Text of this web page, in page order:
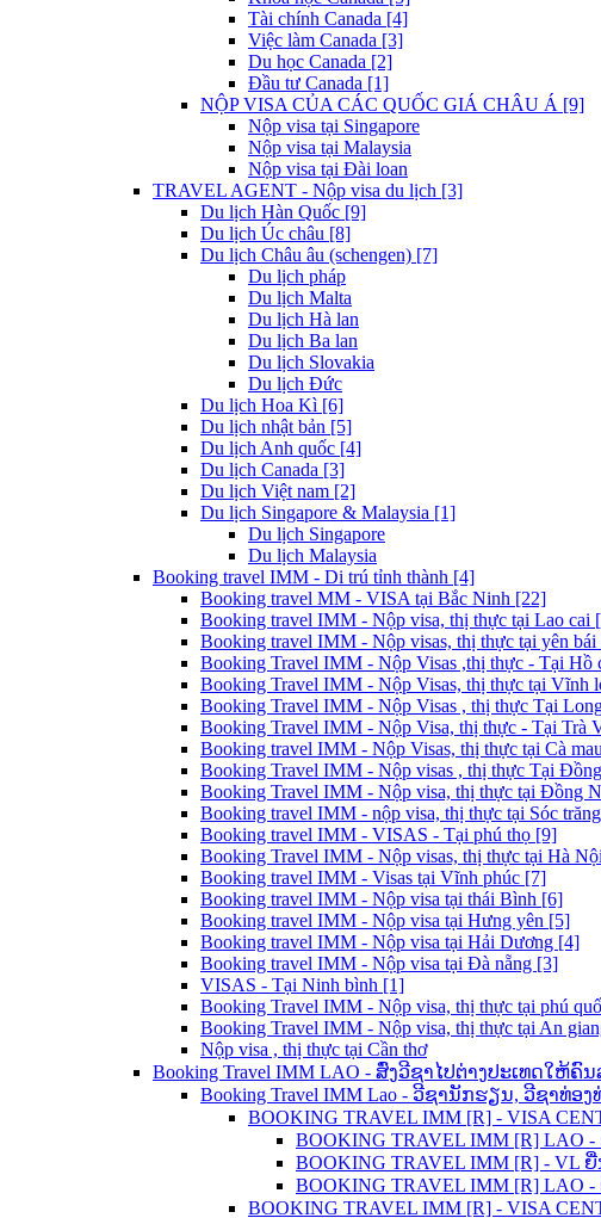
Tài chính Canada [4]
Việc làm Canada [3]
Du học Canada [2]
Đầu tư Canada [1]
NỘP VISA CỦA CÁC QUỐC GIÁ CHÂU Á [9]
Nộp visa tại Singapore
Nộp visa tại Malaysia
Nộp visa tại Đài loan
TRAVEL AGENT - Nộp visa du lịch [3]
Du lịch Hàn Quốc [9]
Du lịch Úc châu [8]
Du lịch Châu âu (schengen) [7]
Du lịch pháp
Du lịch Malta
Du lịch Hà lan
Du lịch Ba lan
Du lịch Slovakia
Du lịch Đức
Du lịch Hoa Kì [6]
Du lịch nhật bản [5]
Du lịch Anh quốc [4]
Du lịch Canada [3]
Du lịch Việt nam [2]
Du lịch Singapore & Malaysia [1]
Du lịch Singapore
Du lịch Malaysia
Booking travel IMM - Di trú tỉnh thành [4]
Booking travel MM - VISA tại Bắc Ninh [22]
Booking travel IMM - Nộp visa, thị thực tại Lao cai
Booking travel IMM - Nộp visas, thị thực tại yên
Booking Travel IMM - Nộp Visas ,thị thực - Tại Hồ
Booking Travel IMM - Nộp Visas, thị thực tại Vĩnh
Booking Travel IMM - Nộp Visas , thị thực Tại
Booking Travel IMM - Nộp Visa, thị thực - Tại Trà
Booking travel IMM - Nộp Visas, thị thực tại Cà
Booking Travel IMM - Nộp visas , thị thực Tại
Booking Travel IMM - Nộp visa, thị thực tại Đồng
Booking travel IMM - nộp visa, thị thực tại Sóc
Booking travel IMM - VISAS - Tại phú thọ [9]
Booking Travel IMM - Nộp visas, thị thực tại Hà
Booking travel IMM - Visas tại Vĩnh phúc [7]
Booking travel IMM - Nộp visa tại thái Bình [6]
Booking travel IMM - Nộp visa tại Hưng yên [5]
Booking travel IMM - Nộp visa tại Hải Dương [4]
Booking travel IMM - Nộp visa tại Đà nẵng [3]
VISAS - Tại Ninh bình [1]
Booking Travel IMM - Nộp visa, thị thực tại phú
Booking Travel IMM - Nộp visa, thị thực tại An
Nộp visa , thị thực tại Cần thơ
Booking Travel IMM LAO - ສົ່ງວີຊາໄປຕ່າງປະເທດໃຫ້ຄົ
Booking Travel IMM Lao - ວີຊານັກຮຽນ, ວີຊາ
BOOKING TRAVEL IMM [R] - VISA
BOOKING TRAVEL IMM [R]
BOOKING TRAVEL IMM [R] -
BOOKING TRAVEL IMM [R]
BOOKING TRAVEL IMM [R] - VISA